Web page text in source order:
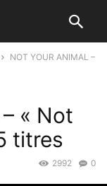
NOT YOUR ANIMAL –
« Not
titres
0
2992